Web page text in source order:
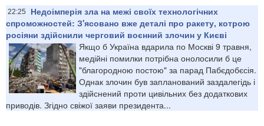
22:25
Недоімперія зла на межі своїх технологічних
спроможностей: З'ясовано вже деталі про ракету, котрою
росіяни здійснили черговий воєнний злочин у Києві
Якщо б Україна вдарила по Москві 9 травня,
медійні помилки потрібна онолосили б це
"благородною постою" за парад Пабєдобєсія.
Однак злочин був запланований заздалегідь і
здійснений проти цивільних без додаткових
приводів. Згідно свіжої заяви президента...